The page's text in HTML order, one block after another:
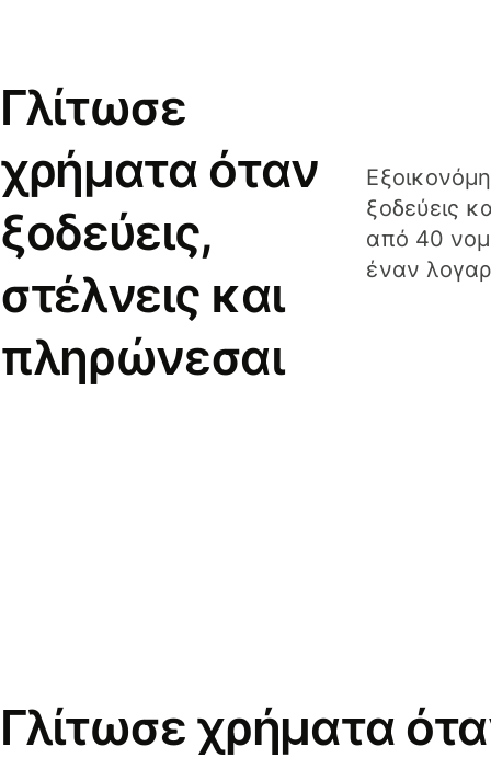
Γλίτωσε
χρήματα όταν
ξοδεύεις,
στέλνεις και
πληρώνεσαι
ξοδεύεις
από 40
έναν
Γλίτωσε χρήματα